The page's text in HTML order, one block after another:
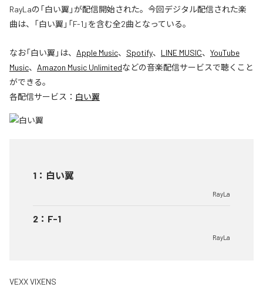
RayLaの「白い翼」が配信開始された。今回デジタル配信された楽
曲は、「白い翼」「F-1」を含む全2曲となっている。
なお「白い翼 」は、 Apple Music、 Spotify、 LINE MUSIC、 YouTube
Music、 Amazon Music Unlimitedなどの音楽配信サービスで聴くこと
ができる。
各配信サービス： 白い翼
1 ： 白い翼
RayLa
2 ： F-1
RayLa
VEXX VIXENS